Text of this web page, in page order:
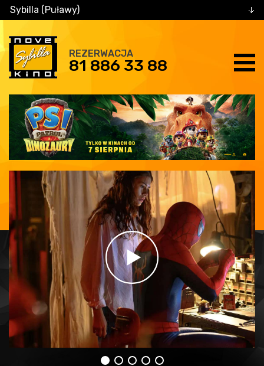
Sybilla (Puławy)
REZERWACJA
81 886 33 88